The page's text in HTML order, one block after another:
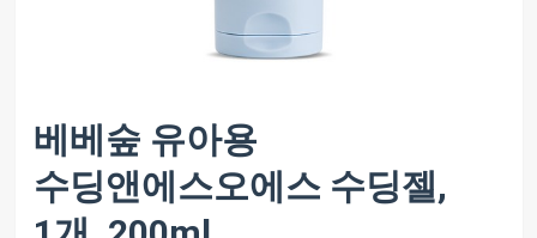
베베숲 유아용
수딩앤에스오에스 수딩젤,